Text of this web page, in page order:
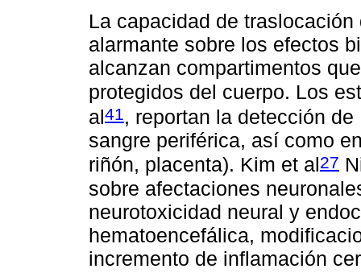
La capacidad de
alarmante sobre los efectos
alcanzan compartimentos
protegidos del cuerpo. Los
al41, reportan la detección
sangre periférica, así como
riñón, placenta). Kim et al27
sobre afectaciones
neurotoxicidad neural y
hematoencefálica,
incremento de inflamación